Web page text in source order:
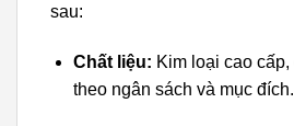
sau:
Chất liệu: Kim loại cao
theo ngân sách và mục đích.